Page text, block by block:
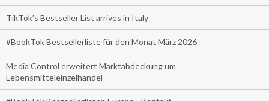
TikTok’s Bestseller List arrives in Italy
#BookTok Bestsellerliste für den Monat März 2026
Media Control erweitert Marktabdeckung um
Lebensmitteleinzelhandel